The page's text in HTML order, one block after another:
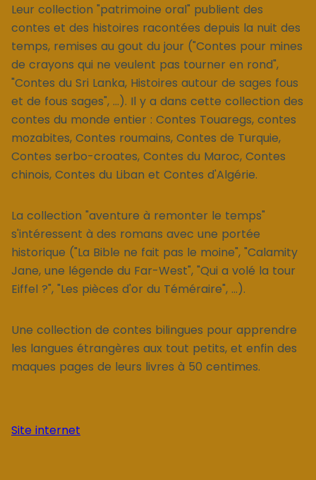
Leur collection "patrimoine oral" publient des
contes et des histoires racontées depuis la nuit des
temps, remises au gout du jour ("Contes pour mines
de crayons qui ne veulent pas tourner en rond",
"Contes du Sri Lanka, Histoires autour de sages fous
et de fous sages", ...). Il y a dans cette collection des
contes du monde entier : Contes Touaregs, contes
mozabites, Contes roumains, Contes de Turquie,
Contes serbo-croates, Contes du Maroc, Contes
chinois, Contes du Liban et Contes d'Algérie.
La collection "aventure à remonter le temps"
s'intéressent à des romans avec une portée
historique ("La Bible ne fait pas le moine", "Calamity
Jane, une légende du Far-West", "Qui a volé la tour
Eiffel ?", "Les pièces d'or du Téméraire", ...).
Une collection de contes bilingues pour apprendre
les langues étrangères aux tout petits, et enfin des
maques pages de leurs livres à 50 centimes.
Site internet